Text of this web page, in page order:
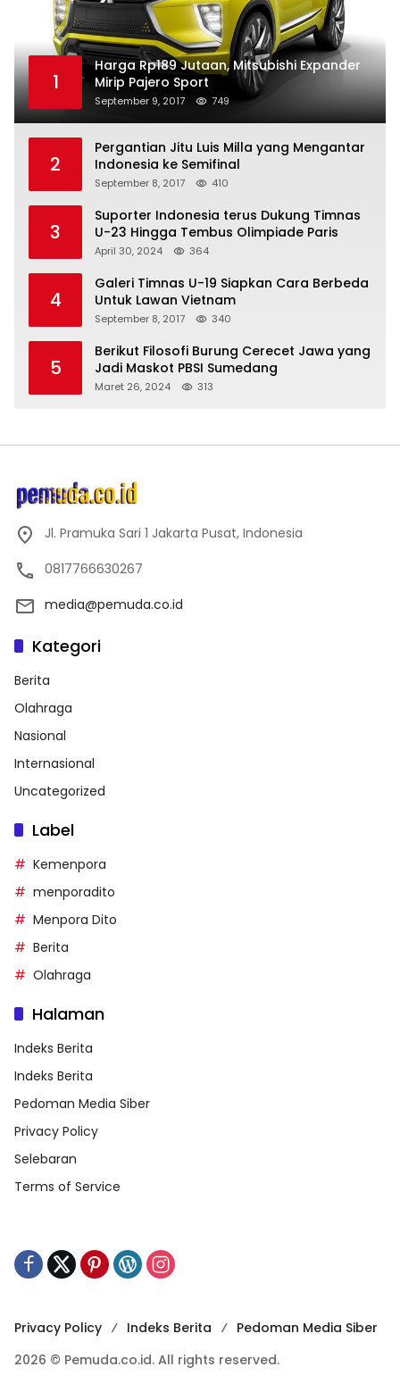
1
Harga Rp189 Jutaan, Mitsubishi Expander
Mirip Pajero Sport
September 9, 2017 749
2
Pergantian Jitu Luis Milla yang Mengantar
Indonesia ke Semifinal
September 8, 2017 410
3
Suporter Indonesia terus Dukung Timnas
U-23 Hingga Tembus Olimpiade Paris
April 30, 2024 364
4
Galeri Timnas U-19 Siapkan Cara Berbeda
Untuk Lawan Vietnam
September 8, 2017 340
5
Berikut Filosofi Burung Cerecet Jawa yang
Jadi Maskot PBSI Sumedang
Maret 26, 2024 313
Jl. Pramuka Sari 1 Jakarta Pusat, Indonesia
0817766630267
media@pemuda.co.id
Kategori
Berita
Olahraga
Nasional
Internasional
Uncategorized
Label
Kemenpora
menporadito
Menpora Dito
Berita
Olahraga
Halaman
Indeks Berita
Indeks Berita
Pedoman Media Siber
Privacy Policy
Selebaran
Terms of Service
Privacy Policy Indeks Berita
Pedoman Media Siber
2026 © Pemuda.co.id. All rights reserved.